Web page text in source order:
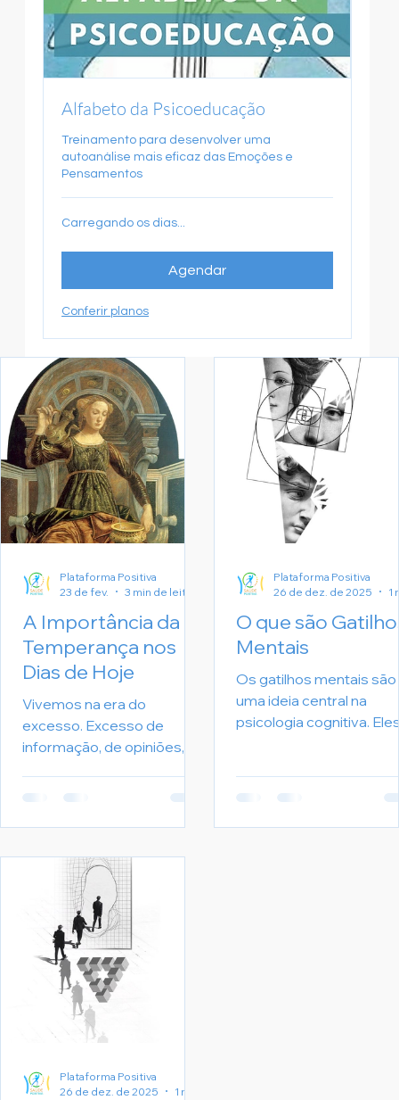
Alfabeto da Psicoeducação
Treinamento para desenvolver uma
autoanálise mais eficaz das Emoções e
Pensamentos
Carregando os dias...
Agendar
Conferir planos
A Importância da
Temperança nos
Dias de Hoje
Vivemos na era do
excesso. Excesso de
informação, de opiniões, de
agora. Nesse cenário
acelerado, a temperança
deixou de ser apenas uma
virtude filosófica antiga e
se tornou uma habilidade
essencial para quem
deseja viver com equilíbrio,
clareza e propósito. A
temperança é a
capacidade de agir com
moderação. Não significa
repressão ou frieza.
Significa equilíbrio. É saber
Plataforma Positiva
23 de fev.
3 min de leitura
O que são
Mentais
Os gatilhos mentais são
uma ideia central na
psicologia cognitiva.
eventos ou situações
Plataforma Positiva
26 de dez. de 2025
Plataforma Positiva
26 de dez. de 2025